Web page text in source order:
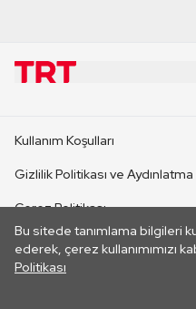
Bu sitede tanımlama bilgileri
ederek, çerez kullanımımızı
Politikası
CANLI YAYINLAR
Kullanım Koşulları
Gizlilik Politikası ve
Çerez Politikası
İletişim
Her hakkı saklıdır. ©2026